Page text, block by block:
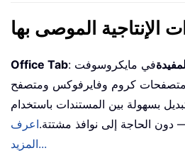
الإنتاجية الموصى بها
Office Tab في مايكروسوفت
متصفحات كروم وفايرفوكس ومتصفح
بسهولة بين المستندات باستخدام
دون الحاجة إلى نوافذ مشتتة.اعرف
المزيد...